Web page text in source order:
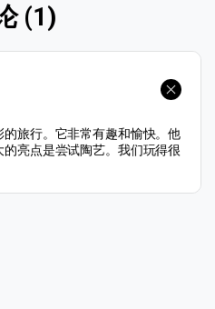
(1)
旅行。它非常有趣和愉快。他
亮点是尝试陶艺。我们玩得很